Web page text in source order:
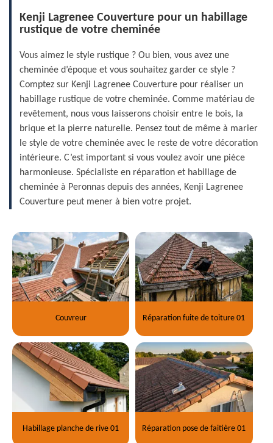
Kenji Lagrenee Couverture pour un habillage
rustique de votre cheminée
Vous aimez le style rustique ? Ou bien, vous avez une
cheminée d’époque et vous souhaitez garder ce style ?
Comptez sur Kenji Lagrenee Couverture pour réaliser un
habillage rustique de votre cheminée. Comme matériau de
revêtement, nous vous laisserons choisir entre le bois, la
brique et la pierre naturelle. Pensez tout de même à marier
le style de votre cheminée avec le reste de votre décoration
intérieure. C’est important si vous voulez avoir une pièce
harmonieuse. Spécialiste en réparation et habillage de
cheminée à Peronnas depuis des années, Kenji Lagrenee
Couverture peut mener à bien votre projet.
Couvreur Réparation fuite de toiture 01
Habillage planche de rive 01 Réparation pose de faitière 01